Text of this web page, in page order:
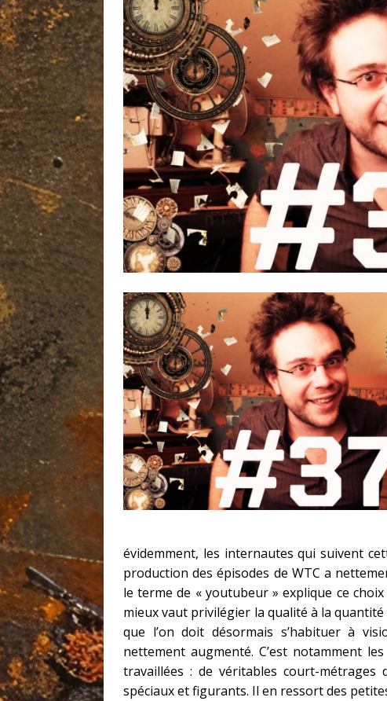
évidemment, les internautes qui suivent
production des épisodes de WTC a
le terme de « youtubeur » explique ce
mieux vaut privilégier la qualité à la quantité
que l’on doit désormais s’habituer à
nettement augmenté. C’est notamment
travaillées : de véritables court-métrages
spéciaux et figurants. Il en ressort des